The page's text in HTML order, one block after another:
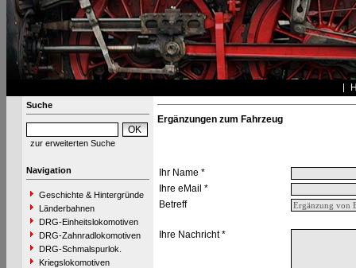
Suche
zur erweiterten Suche
Navigation
Geschichte & Hintergründe
Länderbahnen
DRG-Einheitslokomotiven
DRG-Zahnradlokomotiven
DRG-Schmalspurlok.
Kriegslokomotiven
Ergänzungen zum Fahrzeug
Ihr Name *
Ihre eMail *
Betreff
Ihre Nachricht *